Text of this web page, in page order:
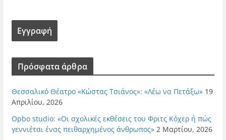
Πρόσφατα άρθρα
Θεσσαλικό Θέατρο «Κώστας Τσιάνος»: «Λέω να Πετάξω» 19
Απριλίου, 2026
Opbo studio: «Οι σχολικές εκθέσεις του Φριτς Κόχερ ή πώς
γεννιέται ένας πειθαρχημένος άνθρωπος» 2 Μαρτίου, 2026